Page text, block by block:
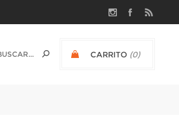
CARRITO (0)